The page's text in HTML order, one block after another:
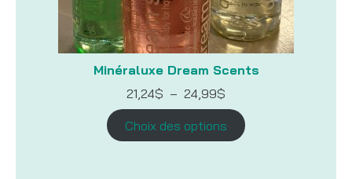
Minéraluxe Dream Scents
21,24$ – 24,99$
prix :
21,24$
à
Choix des options